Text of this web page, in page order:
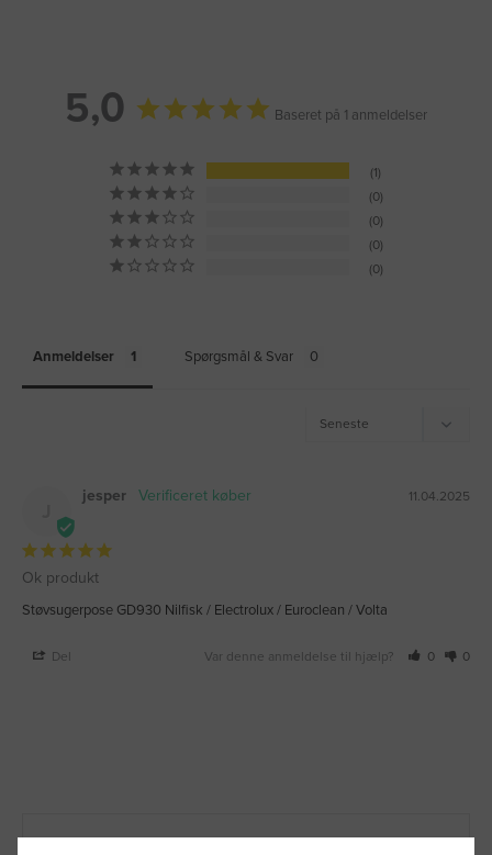
5,0 Baseret på 1 anmeldelser
1
0
0
0
0
Anmeldelser Spørgsmål & Svar
11.04.2025
jesper
Ok produkt
Støvsugerpose GD930 Nilfisk / Electrolux / Euroclean / Volta
Del Var denne anmeldelse til hjælp? 0 0